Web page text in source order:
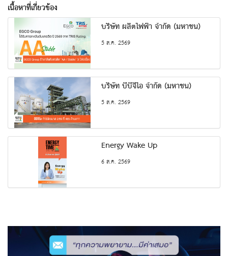
เนื้อหาที่เกี่ยวข้อง
บริษัท ผลิตไฟฟ้า จำกัด (มหาชน)
5 ส.ค. 2569
บริษัท บีบีจีไอ จำกัด (มหาชน)
5 ส.ค. 2569
Energy Wake Up
6 ส.ค. 2569